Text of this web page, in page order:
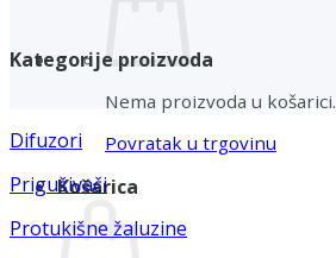
Nema proizvoda u košarici.
Povratak u trgovinu
Košarica
Kategorije proizvoda
Difuzori
Prigušivači
Protukišne žaluzine